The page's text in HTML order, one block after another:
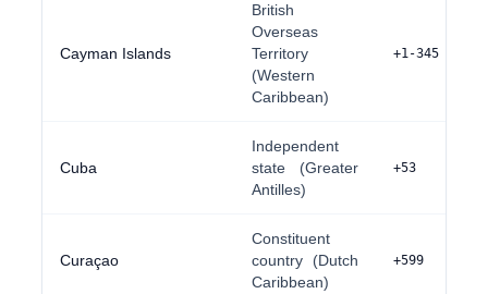
Cayman Islands
British
Overseas
Territory
(Western
Caribbean)
+1-345
Cuba
Independent
state (Greater
Antilles)
+53
Curaçao
Constituent
country (Dutch
Caribbean)
+599